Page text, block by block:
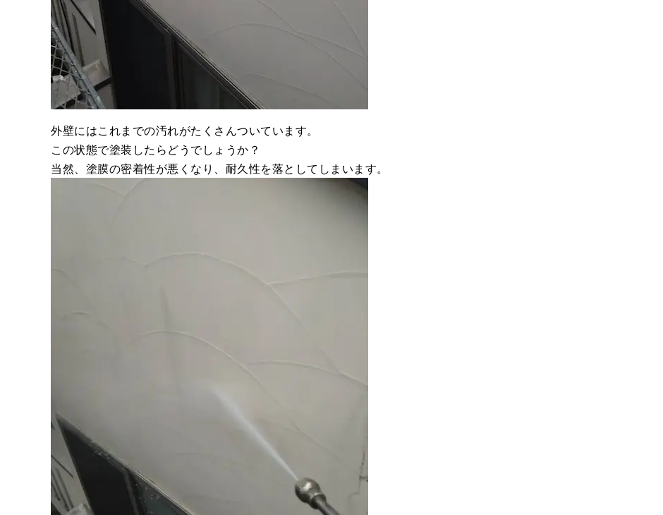
外壁にはこれまでの汚れがたくさんついています。
この状態で塗装したらどうでしょうか？
当然、塗膜の密着性が悪くなり、耐久性を落としてしまいます。